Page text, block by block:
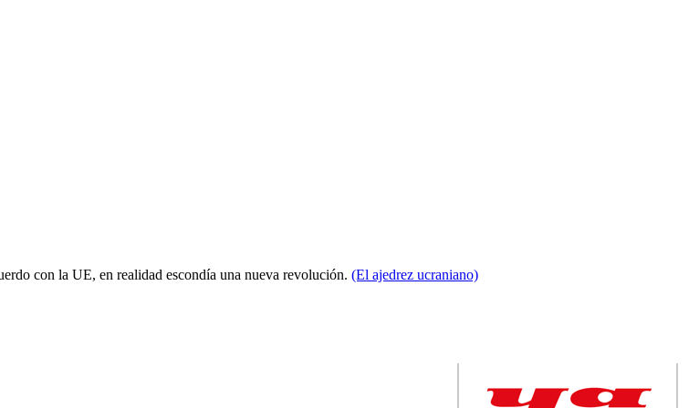
con la UE, en realidad escondía una nueva revolución. (El ajedrez ucraniano)